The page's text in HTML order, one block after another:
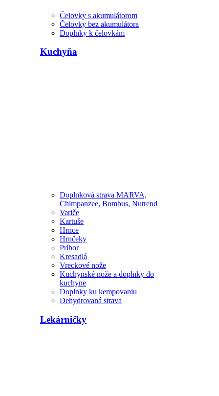
Čelovky s akumulátorom
Čelovky bez akumulátora
Doplnky k čelovkám
Kuchyňa
Doplnková strava MARVA,
Chimpanzee, Bombus, Nutrend
Variče
Kartuše
Hrnce
Hrnčeky
Príbor
Kresadlá
Vreckové nože
Kuchynské nože a doplnky do
kuchyne
Doplnky ku kempovaniu
Dehydrovaná strava
Lekárničky